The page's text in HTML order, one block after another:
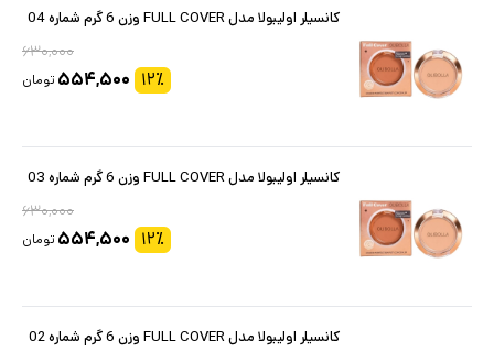
کانسیلر اولیبولا مدل FULL COVER وزن 6 گرم شماره 04
۶۳۰,۰۰۰
۱۲٪ ۵۵۴,۵۰۰ تومان
کانسیلر اولیبولا مدل FULL COVER وزن 6 گرم شماره 03
۶۳۰,۰۰۰
۱۲٪ ۵۵۴,۵۰۰ تومان
کانسیلر اولیبولا مدل FULL COVER وزن 6 گرم شماره 02